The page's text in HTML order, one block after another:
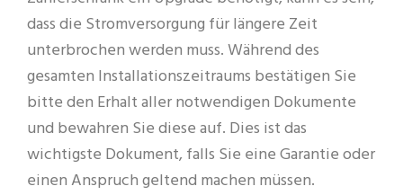
dass die Stromversorgung für längere Zeit
unterbrochen werden muss. Während des
gesamten Installationszeitraums bestätigen Sie
bitte den Erhalt aller notwendigen Dokumente
und bewahren Sie diese auf. Dies ist das
wichtigste Dokument, falls Sie eine Garantie oder
einen Anspruch geltend machen müssen.